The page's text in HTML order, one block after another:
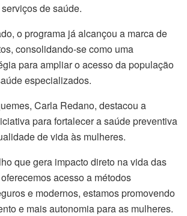
de saúde.
o programa já alcançou a marca de
consolidando-se como uma
para ampliar o acesso da população
especializados.
Carla Redano, destacou a
para fortalecer a saúde preventiva
de vida às mulheres.
que gera impacto direto na vida das
acesso a métodos
e modernos, estamos promovendo
e mais autonomia para as mulheres.